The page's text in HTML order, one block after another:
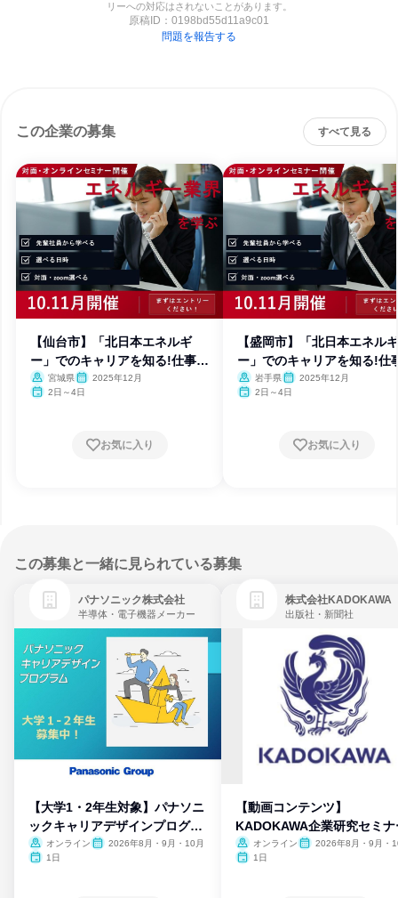
リーへの対応はされないことがあります。
原稿ID： 0198bd55d11a9c01
問題を報告する
この企業の募集 すべて見る
【仙台市】「北日本エネルギ
ー」でのキャリアを知る!仕事体
験 宮城県
2025年12月
2日～4日
お気に入り
【盛岡市】「北日本エネルギ
ー」でのキャリアを知る!仕
験 岩手県
2025年12月
2日～4日
お気に入り
この募集と一緒に見られている募集
パナソニック株式会社
半導体・電子機器メーカー
【大学1・2年生対象】パナソニ
ックキャリアデザインプログラ
ム
オンライン
2026年8月・9月・10月
1日
株式会社KADOKAWA
出版社・新聞社
【動画コンテンツ】
KADOKAWA企業研究セミナ
オンライン
2026年8月・9月・
1日